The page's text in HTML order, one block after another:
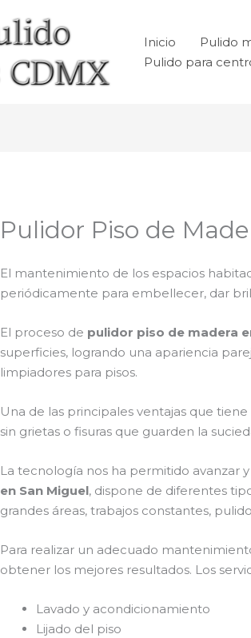
Inicio Pulido
Pulido para
Pulidor Piso de
El mantenimiento de los espacios
periódicamente para embellecer, dar
El proceso de pulidor piso de madera
superficies, logrando una apariencia
limpiadores para pisos.
Una de las principales ventajas que tiene
sin grietas o fisuras que guarden la
La tecnología nos ha permitido avanzar
en San Miguel, dispone de diferentes
grandes áreas, trabajos constantes,
Para realizar un adecuado
obtener los mejores resultados. Los
Lavado y acondicionamiento
Lijado del piso